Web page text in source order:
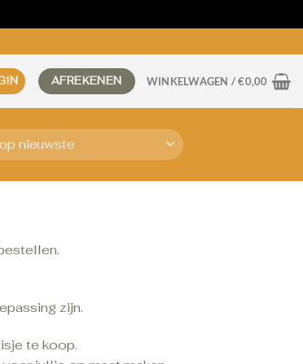
AFREKENEN WINKELWAGEN /€0,00
zijn.
te koop.